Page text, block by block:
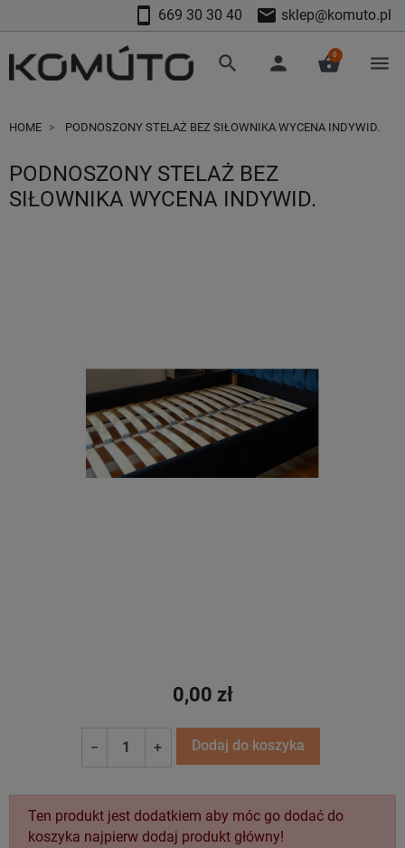
smartphone 669 30 30 40 mail sklep@komuto.pl
search person shopping_basket
0 menu
HOME PODNOSZONY STELAŻ BEZ SIŁOWNIKA WYCENA INDYWID.
PODNOSZONY STELAŻ BEZ
SIŁOWNIKA WYCENA INDYWID.
0,00 zł
− + Dodaj do koszyka
Ten produkt jest dodatkiem aby móc go dodać do
koszyka najpierw dodaj produkt główny!